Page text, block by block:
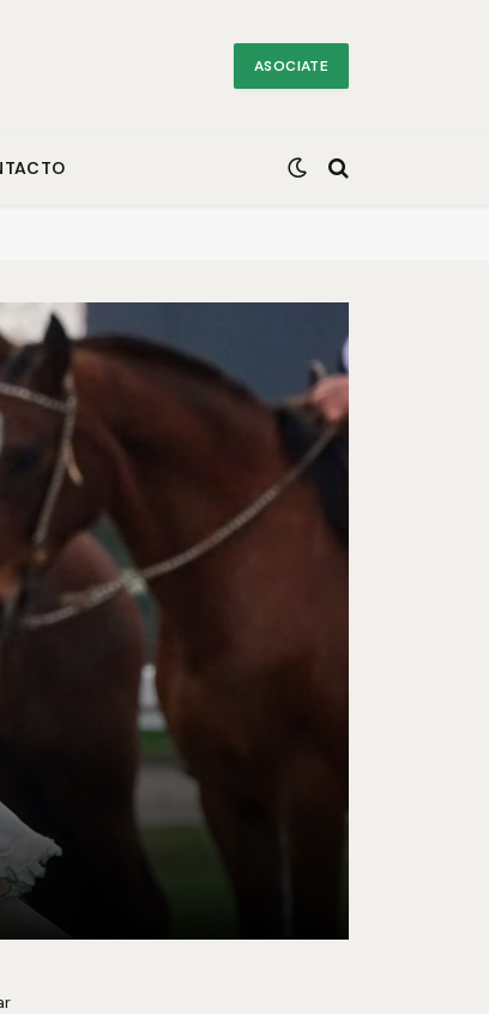
ASOCIATE